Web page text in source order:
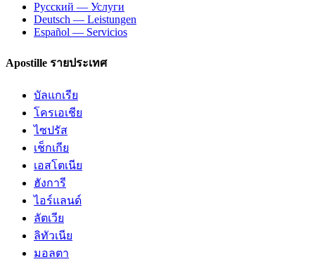
Русский — Услуги
Deutsch — Leistungen
Español — Servicios
Apostille รายประเทศ
บัลแกเรีย
โครเอเชีย
ไซปรัส
เช็กเกีย
เอสโตเนีย
ฮังการี
ไอร์แลนด์
ลัตเวีย
ลิทัวเนีย
มอลตา